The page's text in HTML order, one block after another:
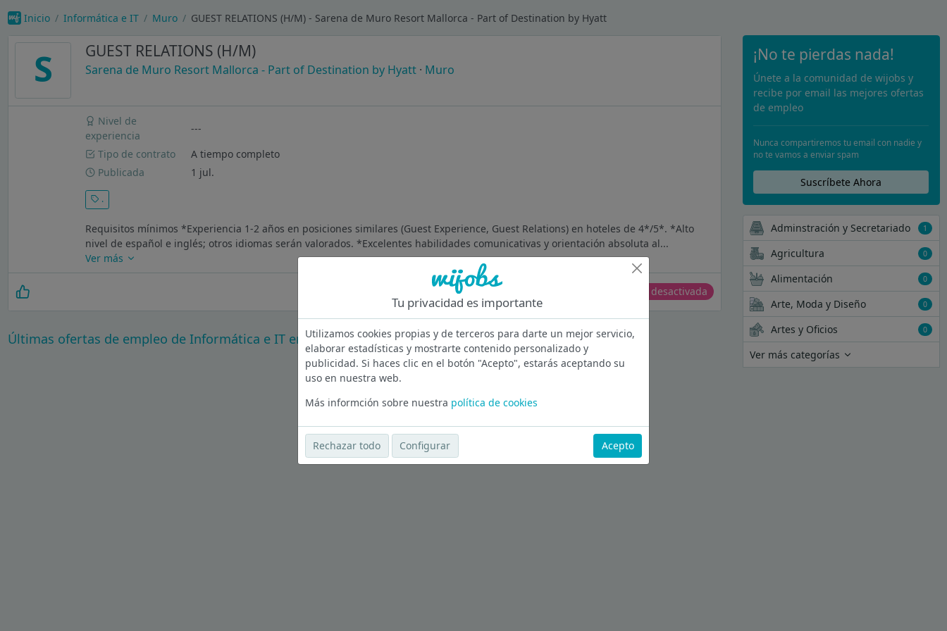
Inicio Informática e IT Muro GUEST RELATIONS (H/M) - Sarena de Muro Resort Mallorca - Part of Destination by Hyatt
S GUEST RELATIONS (H/M)
Sarena de Muro Resort Mallorca - Part of Destination by Hyatt · Muro
Nivel de
experiencia
---
Tipo de contrato
A tiempo completo
Publicada
1 jul.
.
Requisitos mínimos *Experiencia 1-2 años en posiciones similares (Guest Experience, Guest Relations) en hoteles de 4*/5*. *Alto
nivel de español e inglés; otros idiomas serán valorados. *Excelentes habilidades comunicativas y orientación absoluta al...
Ver más
Oferta desactivada
Últimas ofertas de empleo de Informática e IT en Illes Balears
Ver más ofertas
¡No te pierdas nada!
Únete a la comunidad de wijobs y
recibe por email las mejores ofertas
de empleo
Nunca compartiremos tu email con nadie y
no te vamos a enviar spam
Suscríbete Ahora
Adminstración y Secretariado 1
Agricultura 0
Alimentación 0
Arte, Moda y Diseño 0
Artes y Oficios 0
Ver más categorías
Tu privacidad es importante
Utilizamos cookies propias y de terceros para darte un mejor servicio,
elaborar estadísticas y mostrarte contenido personalizado y
publicidad. Si haces clic en el botón "Acepto", estarás aceptando su
uso en nuestra web.
Más informción sobre nuestra política de cookies
Rechazar todo Configurar Acepto